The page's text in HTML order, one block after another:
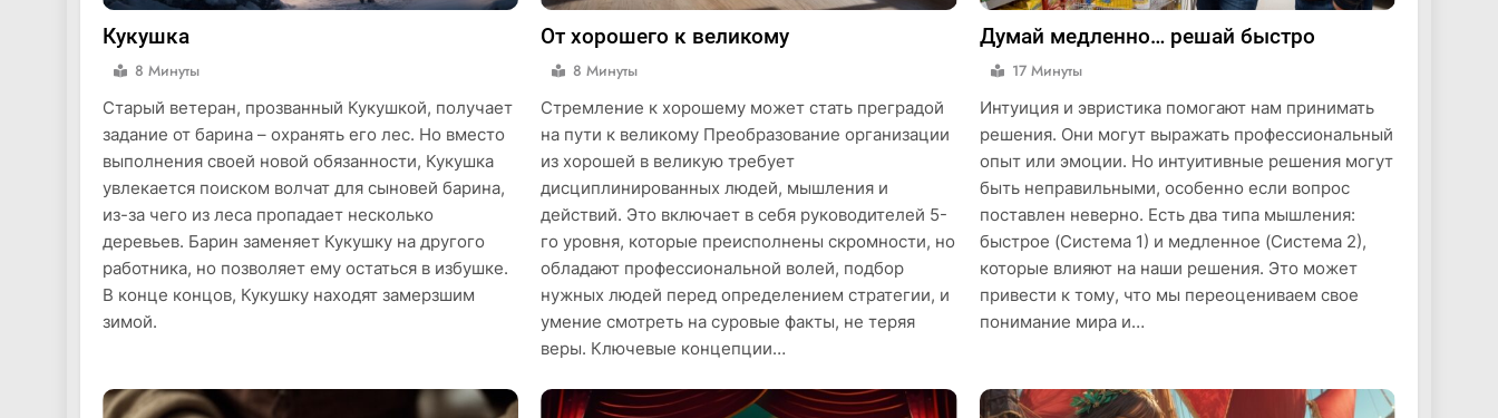
Кукушка
8 Минуты
Старый ветеран, прозванный Кукушкой, получает
задание от барина – охранять его лес. Но вместо
выполнения своей новой обязанности, Кукушка
увлекается поиском волчат для сыновей барина,
из-за чего из леса пропадает несколько
деревьев. Барин заменяет Кукушку на другого
работника, но позволяет ему остаться в избушке.
В конце концов, Кукушку находят замерзшим
зимой.
От хорошего к великому
8 Минуты
Стремление к хорошему может стать преградой
на пути к великому Преобразование организации
из хорошей в великую требует
дисциплинированных людей, мышления и
действий. Это включает в себя руководителей 5-
го уровня, которые преисполнены скромности, но
обладают профессиональной волей, подбор
нужных людей перед определением стратегии, и
умение смотреть на суровые факты, не теряя
веры. Ключевые концепции…
Думай медленно… решай быстро
17 Минуты
Интуиция и эвристика помогают нам принимать
решения. Они могут выражать профессиональный
опыт или эмоции. Но интуитивные решения могут
быть неправильными, особенно если вопрос
поставлен неверно. Есть два типа мышления:
быстрое (Система 1) и медленное (Система 2),
которые влияют на наши решения. Это может
привести к тому, что мы переоцениваем свое
понимание мира и…